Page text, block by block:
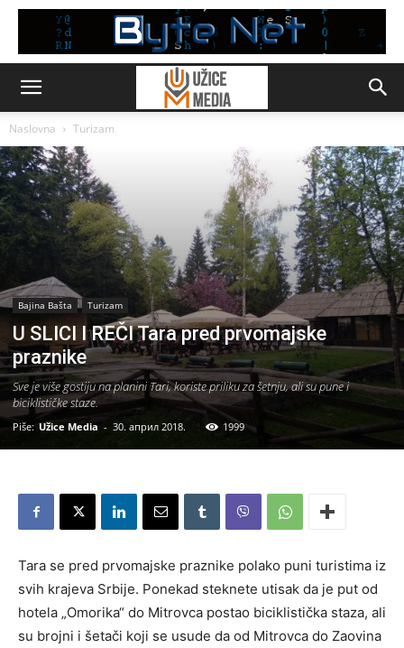
Naslovna Turizam
Bajina Bašta Turizam
U SLICI I REČI Tara pred prvomajske
praznike
Sve je više gostiju na planini Tari, koriste priliku za šetnju, ali su pune i
biciklističke staze.
Piše: Užice Media - 30. април 2018. 1999
Tara se pred prvomajske praznike polako puni turistima iz
svih krajeva Srbije. Ponekad steknete utisak da je put od
hotela „Omorika“ do Mitrovca postao biciklistička staza, ali
su brojni i šetači koji se usude da od Mitrovca do Zaovina